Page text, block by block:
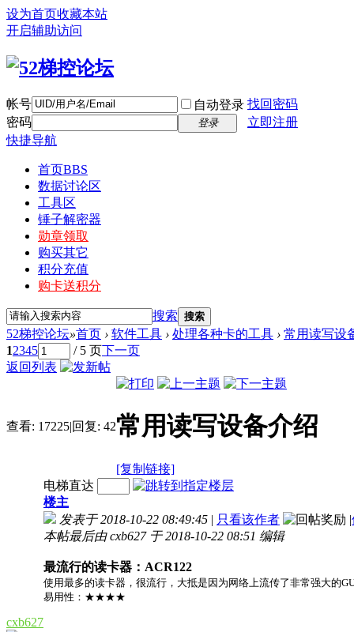
设为首页收藏本站
开启辅助访问
帐号 自动登录 找回密码
密码
登录
立即注册
快捷导航
首页BBS
数据讨论区
工具区
锤子解密器
勋章领取
购买其它
积分充值
购卡送积分
搜索 搜索
52梯控论坛»首页 › 软件工具 › 处理各种卡的工具 › 常用读写设
12345 / 5 页下一页
返回列表
查看: 17225|回复: 42常用读写设备介绍
[复制链接]
cxb627
电梯直达
楼主
发表于 2018-10-22 08:49:45 | 只看该作者 |
本帖最后由 cxb627 于 2018-10-22 08:51 编辑
最流行的读卡器：ACR122
使用最多的读卡器，很流行，大抵是因为网络上流传了非常强大的
易用性：★★★★